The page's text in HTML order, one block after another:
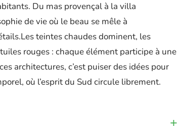
Du mas provençal à la villa
de vie où le beau se mêle à
teintes chaudes dominent, les
rouges : chaque élément participe à une
architectures, c’est puiser des idées pour
où l’esprit du Sud circule librement.